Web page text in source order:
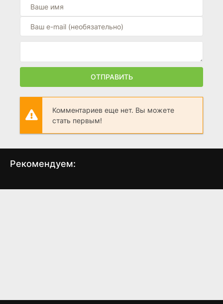
ОТПРАВИТЬ
Комментариев еще нет. Вы можете
стать первым!
Рекомендуем:
2022 год: Цунами Ливень